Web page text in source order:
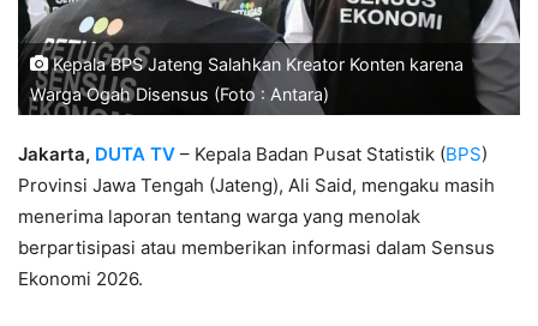
Kepala BPS Jateng Salahkan Kreator Konten karena
Warga Ogah Disensus (Foto : Antara)
Jakarta, DUTA TV – Kepala Badan Pusat Statistik (BPS)
Provinsi Jawa Tengah (Jateng), Ali Said, mengaku masih
menerima laporan tentang warga yang menolak
berpartisipasi atau memberikan informasi dalam Sensus
Ekonomi 2026.